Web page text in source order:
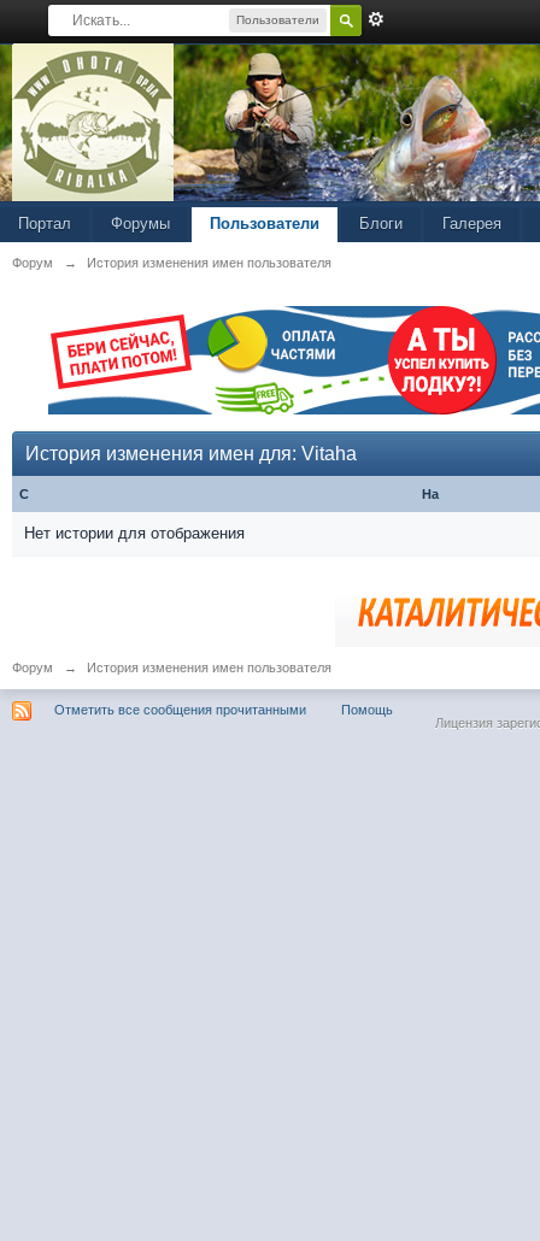
Пользователи
Портал Форумы Пользователи Блоги Галерея
Форум → История изменения имен пользователя
История изменения имен для: Vitaha
С На
Нет истории для отображения
Форум → История изменения имен пользователя
Отметить все сообщения прочитанными
Помощь
Лицензия